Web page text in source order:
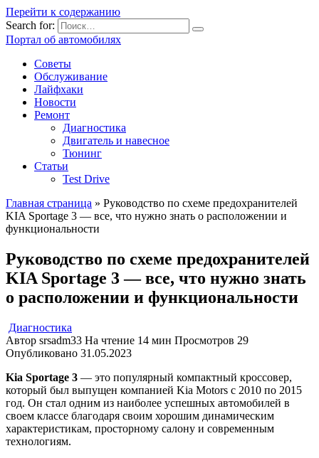
Перейти к содержанию
Search for:
Портал об автомобилях
Советы
Обслуживание
Лайфхаки
Новости
Ремонт
Диагностика
Двигатель и навесное
Тюнинг
Статьи
Test Drive
Главная страница » Руководство по схеме предохранителей
KIA Sportage 3 — все, что нужно знать о расположении и
функциональности
Руководство по схеме предохранителей
KIA Sportage 3 — все, что нужно знать
о расположении и функциональности
Диагностика
Автор srsadm33 На чтение 14 мин Просмотров 29
Опубликовано 31.05.2023
Kia Sportage 3 — это популярный компактный кроссовер,
который был выпущен компанией Kia Motors с 2010 по 2015
год. Он стал одним из наиболее успешных автомобилей в
своем классе благодаря своим хорошим динамическим
характеристикам, просторному салону и современным
технологиям.